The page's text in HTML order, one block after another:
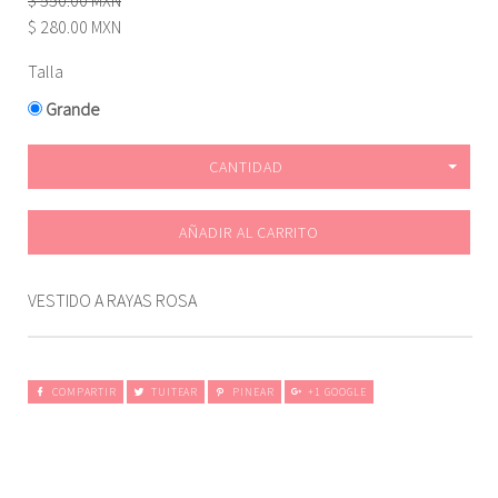
$ 280.00 MXN
Talla
Grande
CANTIDAD
AÑADIR AL CARRITO
VESTIDO A RAYAS ROSA
COMPARTIR TUITEAR PINEAR +1 GOOGLE